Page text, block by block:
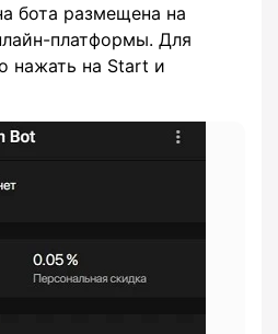
бота размещена на
платформы. Для
нажать на Start и